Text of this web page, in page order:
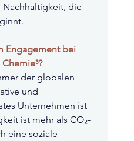
Nachhaltigkeit, die
Engagement bei
der globalen
und
Unternehmen ist
ist mehr als CO₂-
eine soziale